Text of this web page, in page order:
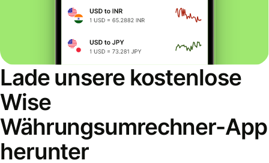
Lade unsere kostenlose
Wise
Währungsumrechner-App
herunter